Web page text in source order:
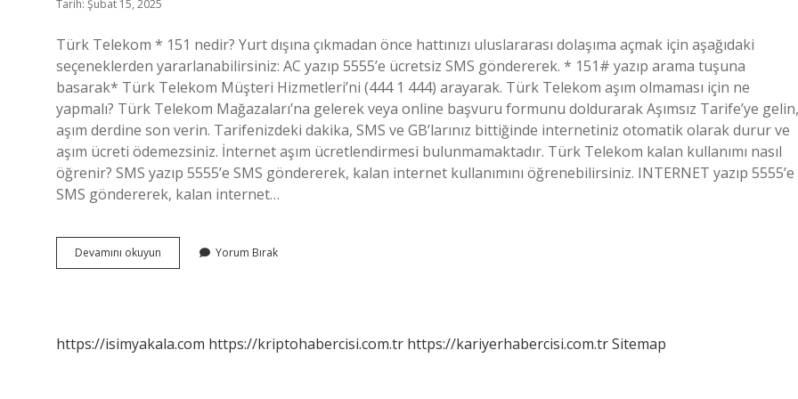
Tarih: Şubat 15, 2025
Türk Telekom * 151 nedir? Yurt dışına çıkmadan önce hattınızı uluslararası dolaşıma açmak için aşağıdaki
seçeneklerden yararlanabilirsiniz: AC yazıp 5555’e ücretsiz SMS göndererek. * 151# yazıp arama tuşuna
basarak* Türk Telekom Müşteri Hizmetleri’ni (444 1 444) arayarak. Türk Telekom aşım olmaması için ne
yapmalı? Türk Telekom Mağazaları’na gelerek veya online başvuru formunu doldurarak Aşımsız Tarife’ye gelin,
aşım derdine son verin. Tarifenizdeki dakika, SMS ve GB’larınız bittiğinde internetiniz otomatik olarak durur ve
aşım ücreti ödemezsiniz. İnternet aşım ücretlendirmesi bulunmamaktadır. Türk Telekom kalan kullanımı nasıl
öğrenir? SMS yazıp 5555’e SMS göndererek, kalan internet kullanımını öğrenebilirsiniz. INTERNET yazıp 5555’e
SMS göndererek, kalan internet…
Devamını okuyun
Türk
Yorum Bırak
https://isimyakala.com https://kriptohabercisi.com.tr https://kariyerhabercisi.com.trSitemap